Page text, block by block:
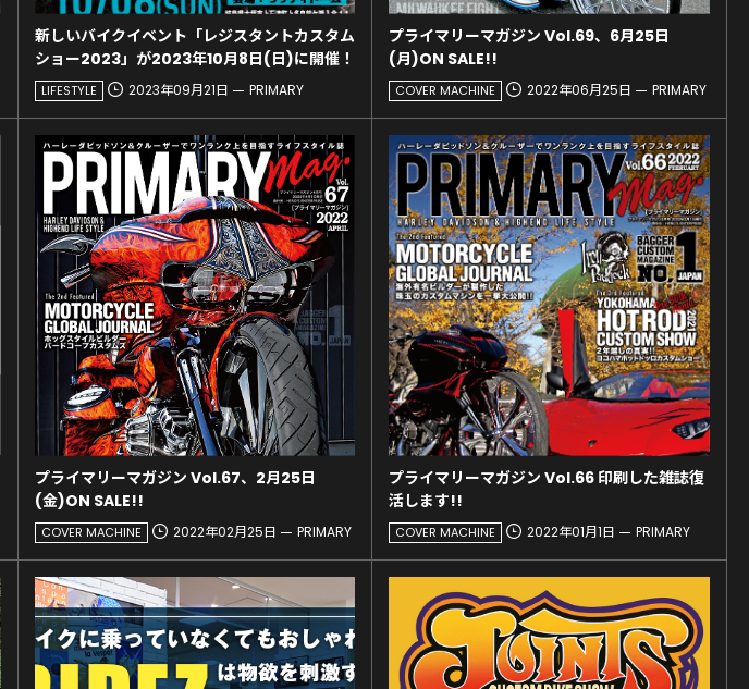
新しいバイクイベント「レジスタントカスタム
ショー2023」が2023年10月8日(日)に開催！
LIFESTYLE 2023年09月21日 PRIMARY
プライマリーマガジン Vol.69、6月25日
(月)ON SALE!!
COVER MACHINE 2022年06月25日 PRIMARY
プライマリーマガジン Vol.67、2月25日
(金)ON SALE!!
COVER MACHINE 2022年02月25日 PRIMARY
プライマリーマガジン Vol.66 印刷した雑誌復
活します!!
COVER MACHINE 2022年01月1日 PRIMARY